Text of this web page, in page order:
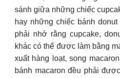
sánh giữa những chiếc
hay những chiếc bánh
phải nhớ rằng cupcake,
khác có thể được làm bằng
xuất hàng loạt, song
bánh macaron đều phải